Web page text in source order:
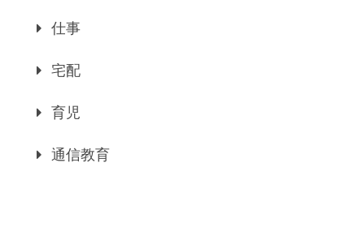
仕事
宅配
育児
通信教育